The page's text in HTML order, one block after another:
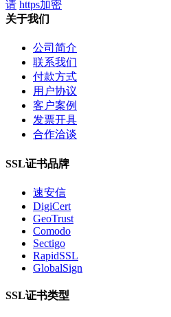
请 https加密
关于我们
公司简介
联系我们
付款方式
用户协议
客户案例
发票开具
合作洽谈
SSL证书品牌
速安信
DigiCert
GeoTrust
Comodo
Sectigo
RapidSSL
GlobalSign
SSL证书类型